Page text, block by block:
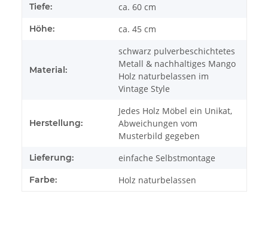
Tiefe: ca. 60 cm
Höhe: ca. 45 cm
Material:
schwarz pulverbeschichtetes
Metall & nachhaltiges Mango
Holz naturbelassen im
Vintage Style
Herstellung:
Jedes Holz Möbel ein Unikat,
Abweichungen vom
Musterbild gegeben
Lieferung: einfache Selbstmontage
Farbe: Holz naturbelassen